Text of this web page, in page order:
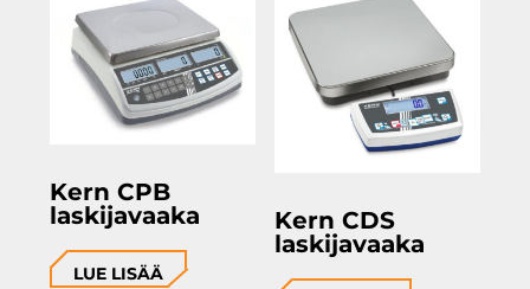
Kern CPB
laskijavaaka
LUE LISÄÄ
Kern CDS
laskijavaaka